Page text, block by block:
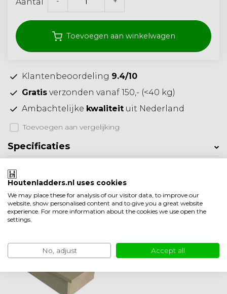
Toevoegen aan winkelwagen
Klantenbeoordeling 9.4/10
Gratis verzonden vanaf 150,- (<40 kg)
Ambachtelijke kwaliteit uit Nederland
Toevoegen aan vergelijking
Specificaties
Productomschrijving
Product informatie
Ook leuk om te bekijken
Houtenladders.nl uses cookies
We may place these for analysis of our visitor data, to improve our
website, show personalised content and to give you a great website
experience. For more information about the cookies we use open the
settings.
No, adjust Accept all